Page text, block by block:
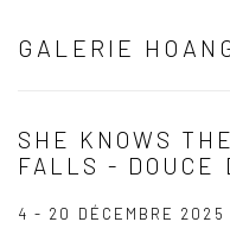
GALERIE
SHE KNOWS
FALLS - DOUCE
4 - 20 DÉCEMBRE 2025